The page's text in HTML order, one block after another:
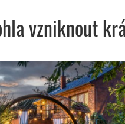
vzniknout